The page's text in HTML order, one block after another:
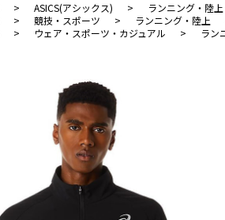
> ASICS(アシックス) > ランニング・陸上
> 競技・スポーツ > ランニング・陸上
> ウェア・スポーツ・カジュアル > ラン